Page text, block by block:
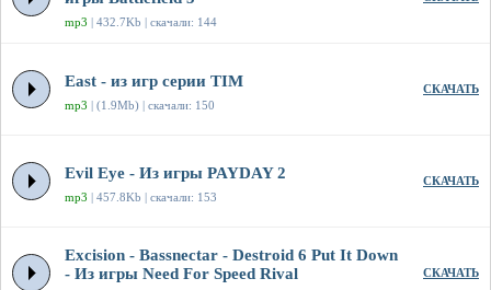
mp3 | 432.7Kb | скачали: 144
East - из игр серии TIM
mp3 | (1.9Mb) | скачали: 150
СКАЧАТЬ
Evil Eye - Из игры PAYDAY 2
mp3 | 457.8Kb | скачали: 153
СКАЧАТЬ
Excision - Bassnectar - Destroid 6 Put It Down
- Из игры Need For Speed Rival
СКАЧАТЬ